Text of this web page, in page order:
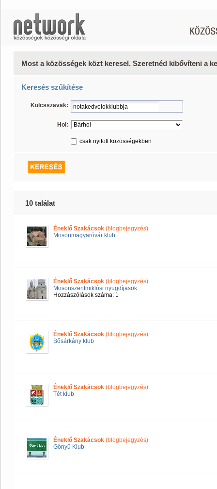
Most a közösségek közt keresel. Szeretnéd kibővíteni a
Keresés szűkítése
Kulcsszavak:
Hol:
csak nyitott közösségekben
10 találat
Éneklő Szakácsok (blogbejegyzés)
Mosonmagyaróvár klub
Éneklő Szakácsok (blogbejegyzés)
Mosonszentmiklósi nyugdíjasok
Hozzászólások száma: 1
Éneklő Szakácsok (blogbejegyzés)
Bősárkány klub
Éneklő Szakácsok (blogbejegyzés)
Tét klub
Éneklő Szakácsok (blogbejegyzés)
Gönyű Klub